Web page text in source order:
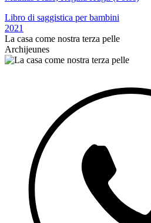
Libro di saggistica per bambini
2021
La casa come nostra terza pelle
Archijeunes